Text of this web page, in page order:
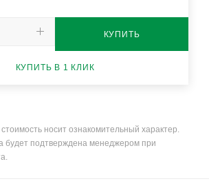
КУПИТЬ
КУПИТЬ В 1 КЛИК
носит ознакомительный характер.
будет подтверждена менеджером при